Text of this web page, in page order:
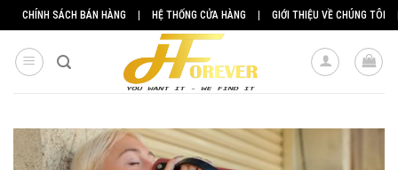
Skip
to
content
CHÍNH SÁCH BÁN HÀNG | HỆ THỐNG CỬA HÀNG | GIỚI THIỆU VỀ CHÚNG TÔI